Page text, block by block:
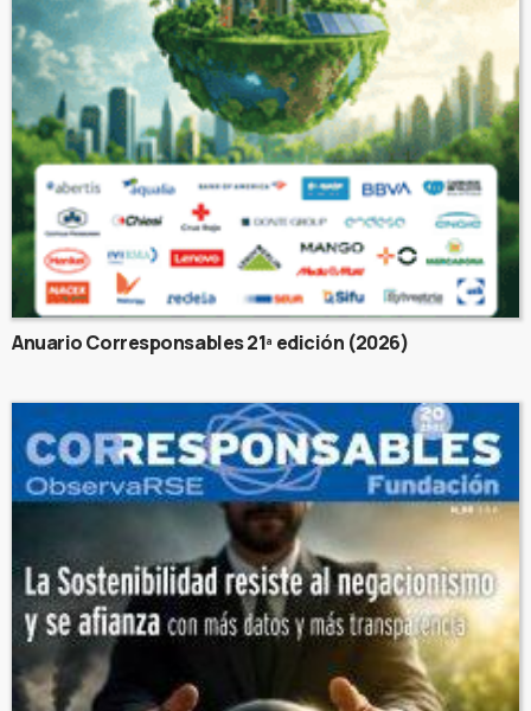
Anuario Corresponsables 21ª edición (2026)